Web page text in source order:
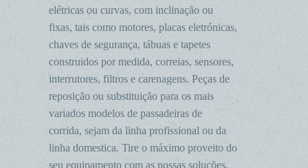
elétricas ou curvas, com inclinação ou
fixas, tais como motores, placas eletrónicas,
chaves de segurança, tábuas e tapetes
construidos por medida, correias, sensores,
interrutores, filtros e carenagens. Peças de
reposição ou substituição para os mais
variados modelos de passadeiras de
corrida, sejam da linha profissional ou da
linha domestica. Tire o máximo proveito do
seu equipamento com as nossas soluções.